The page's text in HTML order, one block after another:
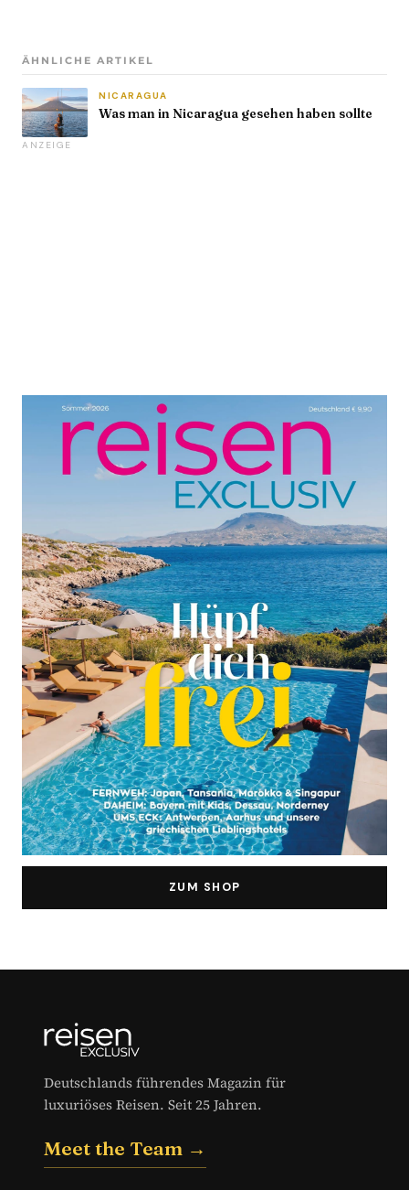
ZUM SHOP
ÄHNLICHE ARTIKEL
NICARAGUA
Was man in Nicaragua gesehen haben sollte
ANZEIGE
Deutschlands führendes Magazin für
luxuriöses Reisen. Seit 25 Jahren.
Meet the Team →